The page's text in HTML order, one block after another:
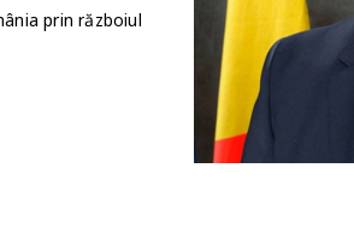
prin războiul